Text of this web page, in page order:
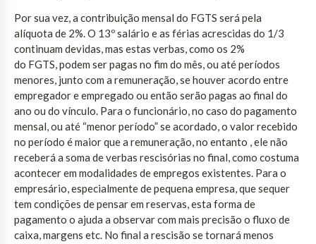
Por sua vez, a contribuição mensal do FGTS será pela
alíquota de 2%. O 13º salário e as férias acrescidas do 1/3
continuam devidas, mas estas verbas, como os 2%
do FGTS, podem ser pagas no fim do mês, ou até períodos
menores, junto com a remuneração, se houver acordo entre
empregador e empregado ou então serão pagas ao final do
ano ou do vínculo. Para o funcionário, no caso do pagamento
mensal, ou até “menor período” se acordado, o valor recebido
no período é maior que a remuneração, no entanto , ele não
receberá a soma de verbas rescisórias no final, como costuma
acontecer em modalidades de empregos existentes. Para o
empresário, especialmente de pequena empresa, que sequer
tem condições de pensar em reservas, esta forma de
pagamento o ajuda a observar com mais precisão o fluxo de
caixa, margens etc. No final a rescisão se tornará menos